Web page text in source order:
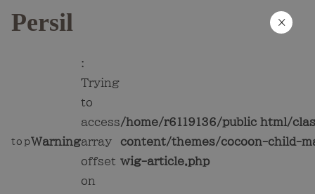
Persil
topWarning
:
Trying
to
access
array
offset
on
/home/r6119136/public_html/
content/themes/cocoon-child-
wig-article.php
×